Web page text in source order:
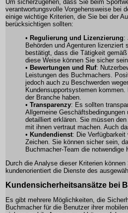
Um sicherzugehen, dass Sie beim
verantwortungsvolle Vorgehensweise bei
einige wichtige Kriterien, die Sie bei der
berücksichtigen sollten:
• Regulierung und Lizenzierung:
Behörden und Agenturen
bestätigt, dass die Tätigkeit
diese Weise können Sie sicher
• Bewertungen und Ruf:
Leistungen des Buchmachers.
jedoch auch zu Beschwerden
Kundensupportsystemen
der Branche haben.
• Transparenzy: Es sollten
Allgemeine
detailliert erklären. Sie müssen
mit ihnen vertraut machen. Auch
• Kundendienst: Die
Zeichen. Sie können sicher sein,
Buchmacher-Team die notwendige
Durch die Analyse dieser Kriterien
kundenorientiert die Dienste des
Kundensicherheitsansätze bei
Es gibt mehrere Möglichkeiten, die
Buchmacher für die Benutzer ihrer